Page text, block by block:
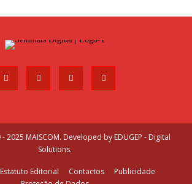
2025 MAISCOM. Developed by EDUGEP - Digital
Solutions.
Estatuto Editorial Contactos
Publicidade